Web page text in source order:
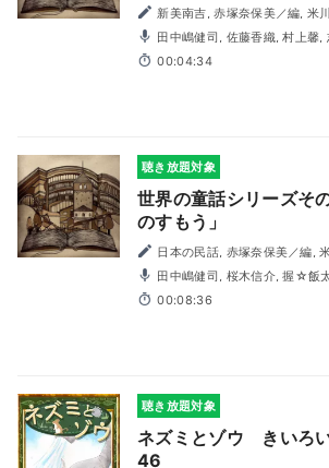
新美南吉, 赤塚奈保美／編, 米
田中嶋健司, 佐藤香織, 村上
00:04:34
聴き放題対象
世界の童話シリーズ
のすもう」
日本の民話, 赤塚奈保美／編,
田中嶋健司, 桜木信介, 握☆飯
00:08:36
聴き放題対象
ネズミとゾウ きいろ
46